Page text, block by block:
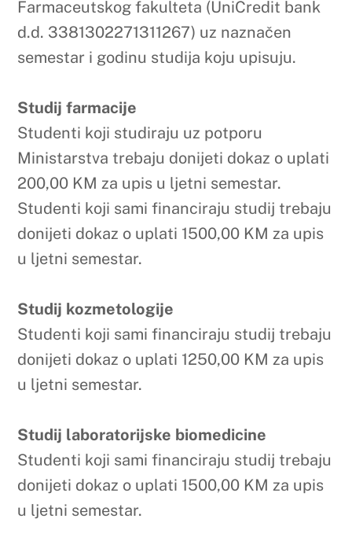
Studenti koji sami financiraju studij trebaju
donijeti dokaz o uplati 1500,00 KM za upis
u ljetni semestar.
Studenti koji sami financiraju studij trebaju
donijeti dokaz o uplati 1250,00 KM za upis
u ljetni semestar.
Studij laboratorijske biomedicine
Studenti koji sami financiraju studij trebaju
donijeti dokaz o uplati 1500,00 KM za upis
u ljetni semestar.